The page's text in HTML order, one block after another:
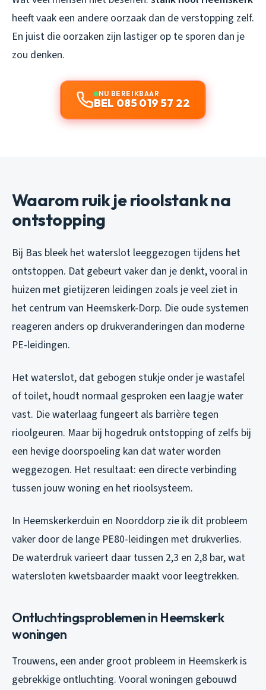
heeft vaak een andere oorzaak dan de verstopping zelf.
En juist die oorzaken zijn lastiger op te sporen dan je
zou denken.
NU BEREIKBAAR
BEL 085 019 57 22
Waarom ruik je rioolstank na
ontstopping
Bij Bas bleek het waterslot leeggezogen tijdens het
ontstoppen. Dat gebeurt vaker dan je denkt, vooral in
huizen met gietijzeren leidingen zoals je veel ziet in
het centrum van Heemskerk-Dorp. Die oude systemen
reageren anders op drukveranderingen dan moderne
PE-leidingen.
Het waterslot, dat gebogen stukje onder je wastafel
of toilet, houdt normaal gesproken een laagje water
vast. Die waterlaag fungeert als barrière tegen
rioolgeuren. Maar bij hogedruk ontstopping of zelfs bij
een hevige doorspoeling kan dat water worden
weggezogen. Het resultaat: een directe verbinding
tussen jouw woning en het rioolsysteem.
In Heemskerkerduin en Noorddorp zie ik dit probleem
vaker door de lange PE80-leidingen met drukverlies.
De waterdruk varieert daar tussen 2,3 en 2,8 bar, wat
watersloten kwetsbaarder maakt voor leegtrekken.
Ontluchtingsproblemen in Heemskerk
woningen
Trouwens, een ander groot probleem in Heemskerk is
gebrekkige ontluchting. Vooral woningen gebouwd